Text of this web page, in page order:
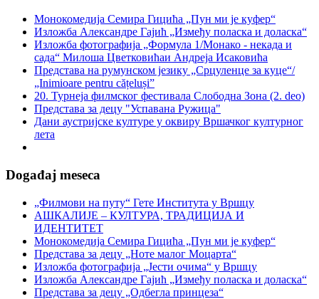
Монокомедија Семира Гицића „Пун ми је куфер“
Изложба Александре Гајић „Између поласка и доласка“
Изложба фотографија „Формула 1/Монако - некада и
сада“ Милоша Цветковићаи Андреја Исаковића
Представа на румунском језику „Срцуленце за куце“/
„Inimioare pentru cățeluși”
20. Турнеја филмског фестивала Слободна Зона (2. deo)
Представа за децу "Успавана Ружица"
Дани аустријске културе у оквиру Вршачког културног
лета
Događaj meseca
„Филмови на путу“ Гетe Института у Вршцу
АШКАЛИЈЕ – КУЛТУРА, ТРАДИЦИЈА И
ИДЕНТИТЕТ
Монокомедија Семира Гицића „Пун ми је куфер“
Представа за децу „Ноте малог Моцарта“
Изложба фотографија „Јести очима“ у Вршцу
Изложба Александре Гајић „Између поласка и доласка“
Представа за децу „Одбегла принцеза“